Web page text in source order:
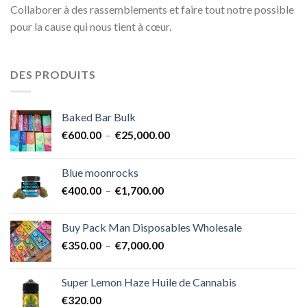
Collaborer à des rassemblements et faire tout notre possible
pour la cause qui nous tient à cœur.
DES PRODUITS
Baked Bar Bulk
€600.00 – €25,000.00Plage
Blue moonrocks
€400.00 – €1,700.00Plage
€400.00
à
Buy Pack Man Disposables Wholesale
€350.00 – €7,000.00Plage
€350.00
Super Lemon Haze Huile de Cannabis
€320.00